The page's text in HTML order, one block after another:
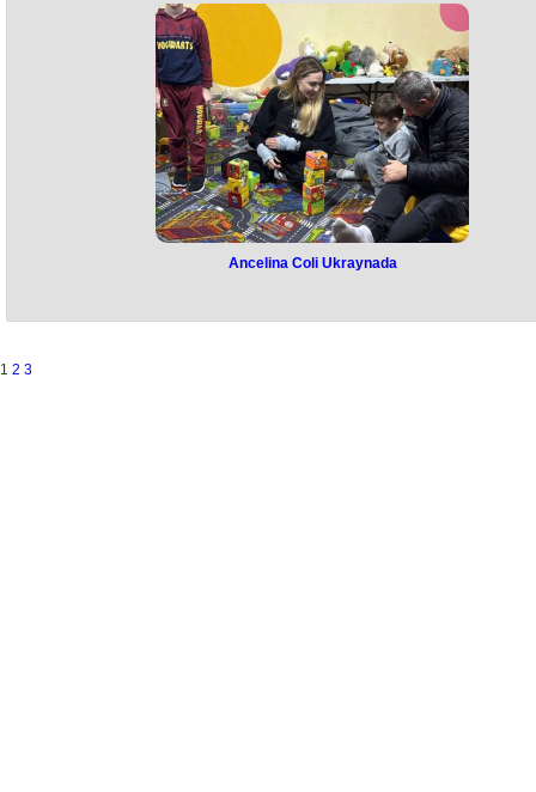
birlikdə iştirak etməyi səbirsizliklə gözləyirəm".
Bunu Pakistan İslam Respublikasının Baş naziri Məhəmməd Şahbaz
Prezident İlham Əliyevə ünvanladığı təbrik məktubunda deyib.
"Əminəm ki, səfərim xüsusilə də 2025-ci il iyulun 4-də Xankəndidə
keçirilən İqtisadi Əməkdaşlıq Təşkilatının XVII Zirvə görüşü zamanı
olunan mühüm razılıq çərçivəsində qarşılıqlı faydalı gündəliyimizi
etdirmək üçün gözəl fürsət yaradacaqdır", - o deyib.
Ancelina Coli Ukraynada
1 2 3